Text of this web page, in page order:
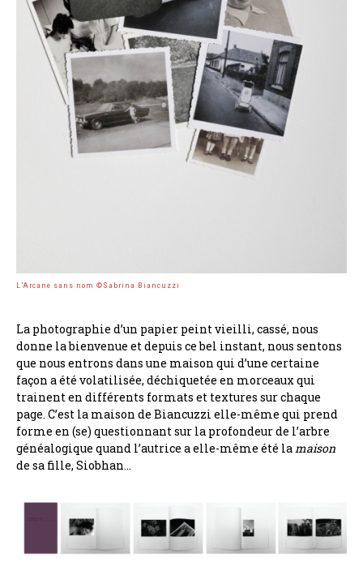
L’Arcane sans nom ©Sabrina Biancuzzi
La photographie d’un papier peint vieilli, cassé, nous
donne la bienvenue et depuis ce bel instant, nous sentons
que nous entrons dans une maison qui d’une certaine
façon a été volatilisée, déchiquetée en morceaux qui
trainent en différents formats et textures sur chaque
page. C’est la maison de Biancuzzi elle-même qui prend
forme en (se) questionnant sur la profondeur de l’arbre
généalogique quand l’autrice a elle-même été lamaison
de sa fille, Siobhan…